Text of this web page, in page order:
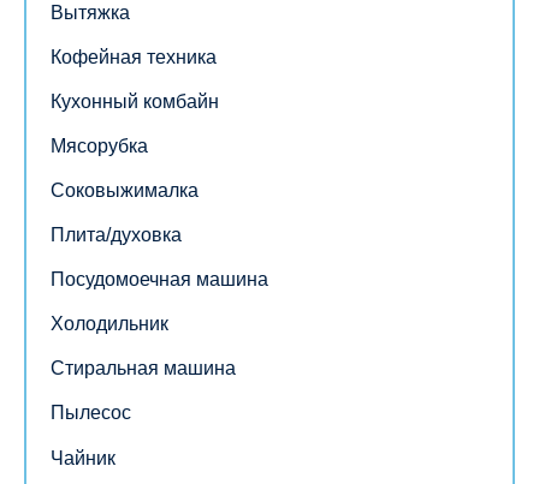
Вытяжка
Кофейная техника
Кухонный комбайн
Мясорубка
Соковыжималка
Плита/духовка
Посудомоечная машина
Холодильник
Стиральная машина
Пылесос
Чайник